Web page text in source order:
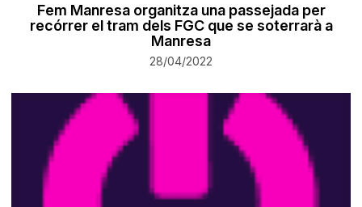
Fem Manresa organitza una passejada per
recórrer el tram dels FGC que se soterrarà a
Manresa
28/04/2022